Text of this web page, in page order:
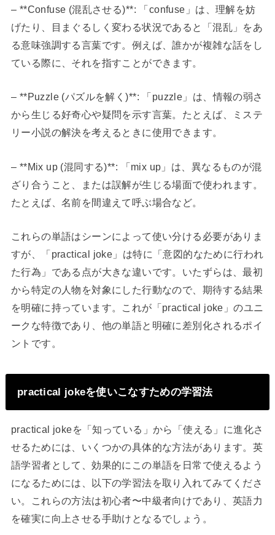
– **Confuse (混乱させる)**: 「confuse」は、理解を妨
げたり、目まぐるしく変わる状況であると「混乱」をあ
る意味強調する言葉です。例えば、誰かが複雑な話をし
ている際に、それを指すことができます。
– **Puzzle (パズルを解く)**: 「puzzle」は、情報の弱さ
から生じる好奇心や疑問を示す言葉。たとえば、ミステ
リー小説の解決を考えるときに使用できます。
– **Mix up (混同する)**: 「mix up」は、異なるものが混
ざり合うこと、または誤解が生じる場面で使われます。
たとえば、名前を間違えて呼ぶ場合など。
これらの単語はシーンによって使い分ける必要がありま
すが、「practical joke」は特に「意図的なために行われ
た行為」である点が大きな違いです。いたずらは、最初
から特定の人物を対象にした行動なので、期待する結果
を明確に持っています。これが「practical joke」のユニ
ークな特徴であり、他の単語と明確に差別化されるポイ
ントです。
practical jokeを使いこなすための学習法
practical jokeを「知っている」から「使える」に進化さ
せるためには、いくつかの具体的な方法があります。英
語学習者として、効果的にこの単語を日常で使えるよう
になるためには、以下の学習法を取り入れてみてくださ
い。これらの方法は初心者〜中級者向けであり、英語力
を確実に向上させる手助けとなるでしょう。